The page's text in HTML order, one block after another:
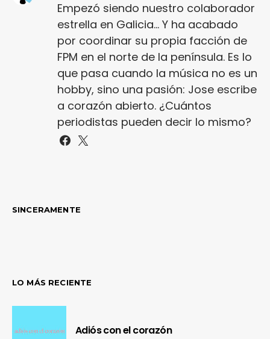
Empezó siendo nuestro colaborador
estrella en Galicia... Y ha acabado
por coordinar su propia facción de
FPM en el norte de la península. Es lo
que pasa cuando la música no es un
hobby, sino una pasión: Jose escribe
a corazón abierto. ¿Cuántos
periodistas pueden decir lo mismo?
SINCERAMENTE
LO MÁS RECIENTE
Adiós con el corazón